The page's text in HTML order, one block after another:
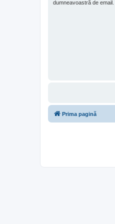
dumneavoastră de email.
Prima pagină